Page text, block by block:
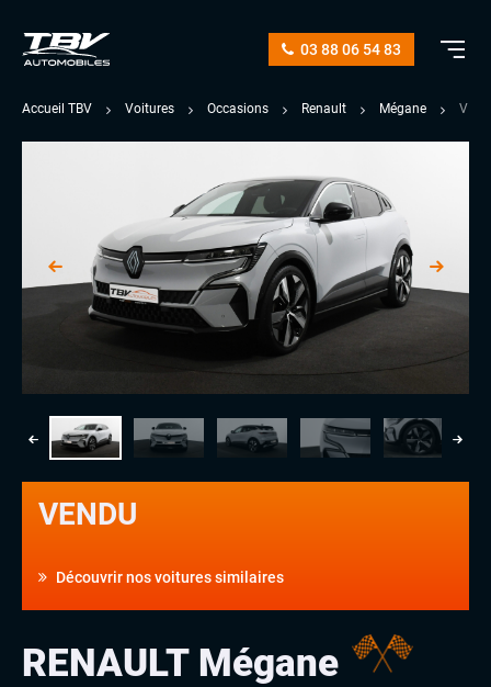
03 88 06 54 83
Accueil TBV Voitures Occasions Renault Mégane V E-
VENDU
Découvrir nos voitures similaires
RENAULT Mégane